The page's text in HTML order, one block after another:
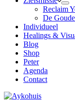
Reclaim
De
Individueel
Healings &
Blog
Shop
Peter
Agenda
Contact